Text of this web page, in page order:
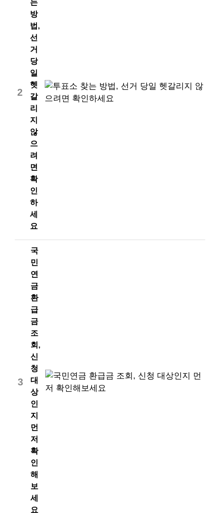
2
는
방
법,
선
거
당
일
헷
갈
리
지
않
으
려
면
확
인
하
세
요
3
국
민
연
금
환
급
금
조
회,
신
청
대
상
인
지
먼
저
확
인
해
보
세
요